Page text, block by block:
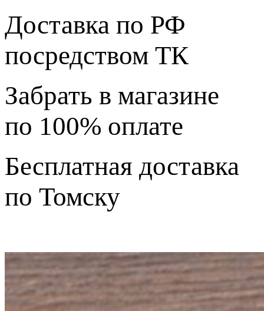
Доставка по РФ
посредством ТК
Забрать в магазине
по 100% оплате
Бесплатная доставка
по Томску